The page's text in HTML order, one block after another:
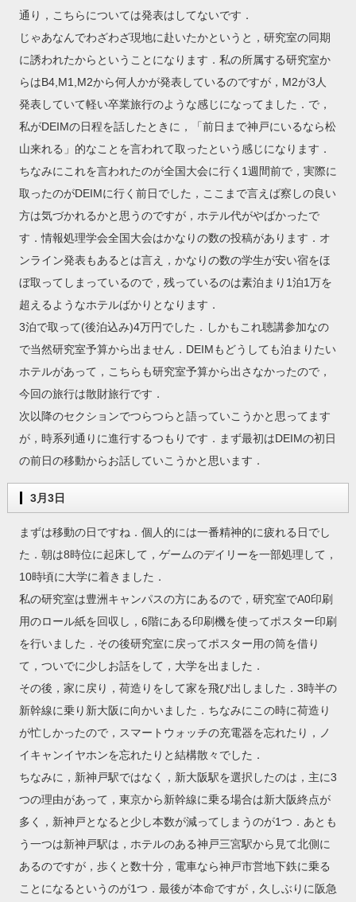
通り，こちらについては発表はしてないです．
じゃあなんでわざわざ現地に赴いたかというと，研究室の同期
に誘われたからということになります．私の所属する研究室か
らはB4,M1,M2から何人かが発表しているのですが，M2が3人
発表していて軽い卒業旅行のような感じになってました．で，
私がDEIMの日程を話したときに，「前日まで神戸にいるなら松
山来れる」的なことを言われて取ったという感じになります．
ちなみにこれを言われたのが全国大会に行く1週間前で，実際に
取ったのがDEIMに行く前日でした，ここまで言えば察しの良い
方は気づかれるかと思うのですが，ホテル代がやばかったで
す．情報処理学会全国大会はかなりの数の投稿があります．オ
ンライン発表もあるとは言え，かなりの数の学生が安い宿をほ
ぼ取ってしまっているので，残っているのは素泊まり1泊1万を
超えるようなホテルばかりとなります．
3泊で取って(後泊込み)4万円でした．しかもこれ聴講参加なの
で当然研究室予算から出ません．DEIMもどうしても泊まりたい
ホテルがあって，こちらも研究室予算から出さなかったので，
今回の旅行は散財旅行です．
次以降のセクションでつらつらと語っていこうかと思ってます
が，時系列通りに進行するつもりです．まず最初はDEIMの初日
の前日の移動からお話していこうかと思います．
3月3日
まずは移動の日ですね．個人的には一番精神的に疲れる日でし
た．朝は8時位に起床して，ゲームのデイリーを一部処理して，
10時頃に大学に着きました．
私の研究室は豊洲キャンパスの方にあるので，研究室でA0印刷
用のロール紙を回収し，6階にある印刷機を使ってポスター印刷
を行いました．その後研究室に戻ってポスター用の筒を借り
て，ついでに少しお話をして，大学を出ました．
その後，家に戻り，荷造りをして家を飛び出しました．3時半の
新幹線に乗り新大阪に向かいました．ちなみにこの時に荷造り
が忙しかったので，スマートウォッチの充電器を忘れたり，ノ
イキャンイヤホンを忘れたりと結構散々でした．
ちなみに，新神戸駅ではなく，新大阪駅を選択したのは，主に3
つの理由があって，東京から新幹線に乗る場合は新大阪終点が
多く，新神戸となると少し本数が減ってしまうのが1つ．あとも
う一つは新神戸駅は，ホテルのある神戸三宮駅から見て北側に
あるのですが，歩くと数十分，電車なら神戸市営地下鉄に乗る
ことになるというのが1つ．最後が本命ですが，久しぶりに阪急